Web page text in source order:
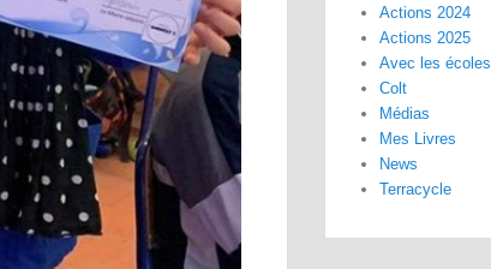
Actions 2024
Actions 2025
Avec les écoles
Colt
Médias
Mes Livres
News
Terracycle